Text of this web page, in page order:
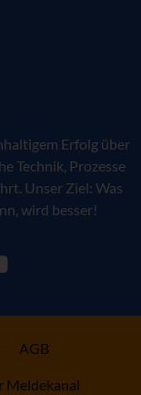
Erfolg über
Technik, Prozesse
Unser Ziel: Was
wird besser!
AGB
Meldekanal